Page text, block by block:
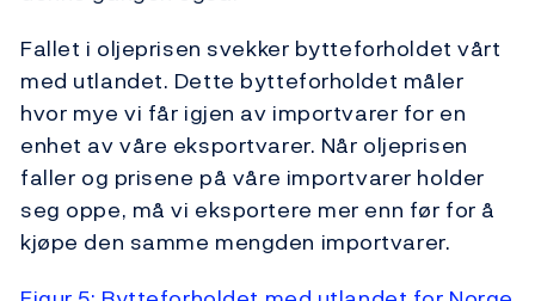
Fallet i oljeprisen svekker bytteforholdet vårt
med utlandet. Dette bytteforholdet måler
hvor mye vi får igjen av importvarer for en
enhet av våre eksportvarer. Når oljeprisen
faller og prisene på våre importvarer holder
seg oppe, må vi eksportere mer enn før for å
kjøpe den samme mengden importvarer.